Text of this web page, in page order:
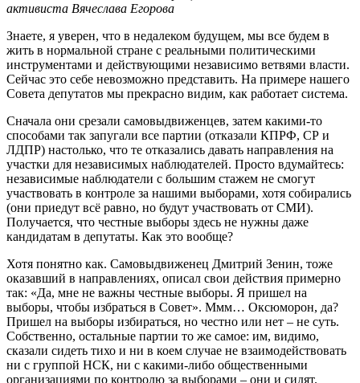
активиста Вячеслава Егорова
Знаете, я уверен, что в недалеком будущем, мы все будем в
жить в нормальной стране с реальными политическими
инструментами и действующими независимо ветвями власти.
Сейчас это себе невозможно представить. На примере нашего
Совета депутатов мы прекрасно видим, как работает система.
Сначала они срезали самовыдвиженцев, затем какими-то
способами так запугали все партии (отказали КПРФ, СР и
ЛДПР) настолько, что те отказались давать направления на
участки для независимых наблюдателей. Просто вдумайтесь:
независимые наблюдатели с большим стажем не смогут
участвовать в контроле за нашими выборами, хотя собирались
(они приедут всё равно, но будут участвовать от СМИ).
Получается, что честные выборы здесь не нужны даже
кандидатам в депутаты. Как это вообще?
Хотя понятно как. Самовыдвиженец Дмитрий Зенин, тоже
оказавший в направлениях, описал свои действия примерно
так: «Да, мне не важны честные выборы. Я пришел на
выборы, чтобы избраться в Совет». Ммм… Оксюморон, да?
Пришел на выборы избираться, но честно или нет – не суть.
Собственно, остальные партии то же самое: им, видимо,
сказали сидеть тихо и ни в коем случае не взаимодействовать
ни с группой НСК, ни с какими-либо общественными
организациями по контролю за выборами – они и сидят.